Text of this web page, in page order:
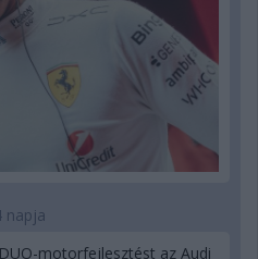
napja
motorfejlesztést az Audi